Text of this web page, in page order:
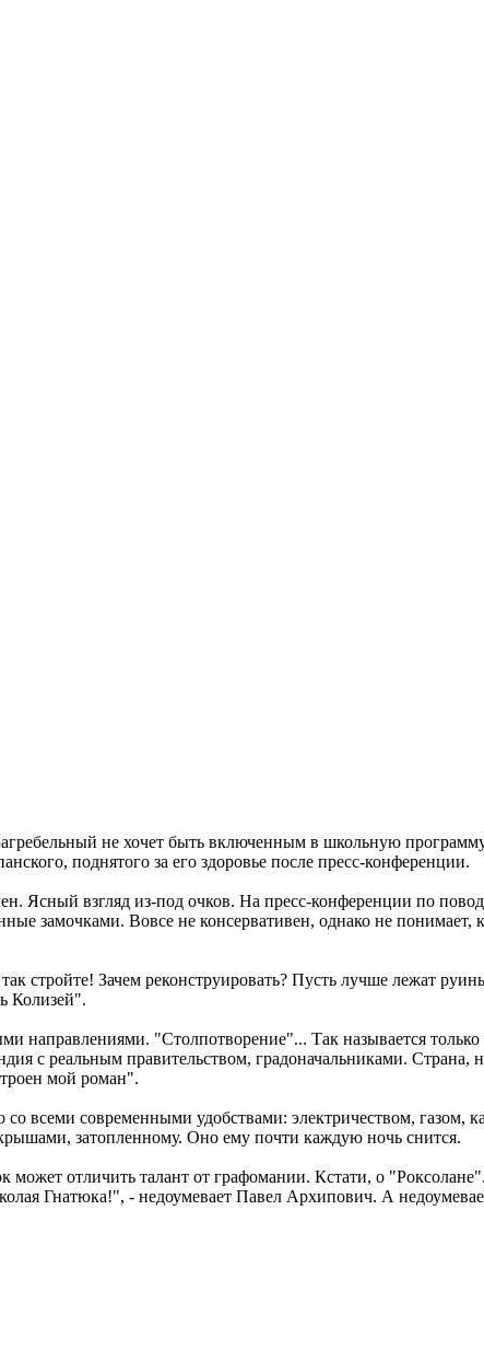
не хочет быть включенным в школьную
поднятого за его здоровье после пресс-конференции.
Ясный взгляд из-под очков. На пресс-конференции по
замочками. Вовсе не консервативен, однако не понимает,
стройте! Зачем реконструировать? Пусть лучше лежат
Колизей".
направлениями. "Столпотворение"... Так называется
с реальным правительством, градоначальниками.
мой роман".
всеми современными удобствами: электричеством, газом,
затопленному. Оно ему почти каждую ночь снится.
может отличить талант от графомании. Кстати, о
Гнатюка!", - недоумевает Павел Архипович. А